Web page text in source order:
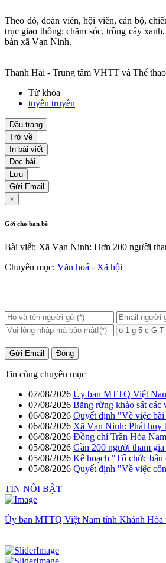
Theo đó, đoàn viên, hội viên, cán bộ,
trục giao thông; chăm sóc, trồng cây
bàn xã Vạn Ninh.
Thanh Hải - Trung tâm VHTT và Thể thao
Từ khóa
tuyên truyền
Đầu trang
Trở về
In bài viết
Đọc bài
Lưu
Gửi Email
×
Gởi cho bạn bè
Bài viết: Xã Vạn Ninh: Hơn 200 người
Chuyên mục: Văn hoá - Xã hội
Gửi Email Đóng
Tin cùng chuyên mục
07/08/2026 Ủy ban MTTQ Việt
07/08/2026 Băng rừng khảo sát
06/08/2026 Quyết định "Về việc
06/08/2026 Xã Vạn Ninh: Phát huy
06/08/2026 Đồng chí Trần Hòa
05/08/2026 Gần 200 người tham
05/08/2026 Kế hoạch "Tổ chức
05/08/2026 Quyết định "Về việc
TIN NỔI BẬT
Ủy ban MTTQ Việt Nam tỉnh Khánh Hòa